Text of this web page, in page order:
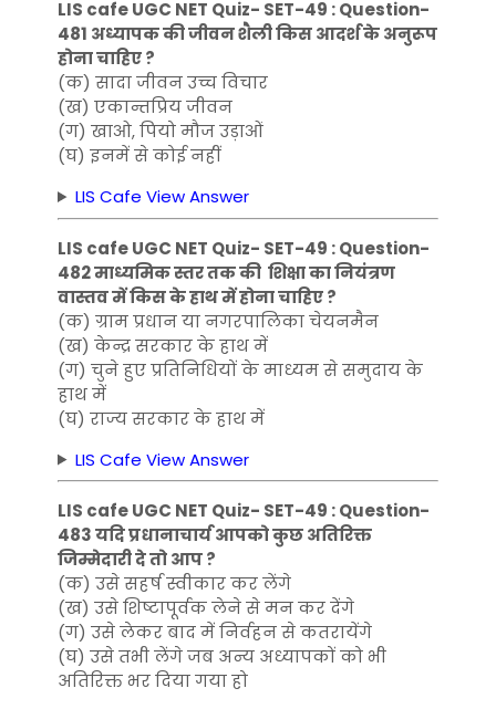
LIS cafe UGC NET Quiz- SET-49 : Question-
481 अध्यापक की जीवन शैली किस आदर्श के अनुरूप
होना चाहिए ?
(क) सादा जीवन उच्च विचार
(ख) एकान्तप्रिय जीवन
(ग) खाओ, पियो मौज उड़ाओं
(घ) इनमें से कोई नहीं
LIS Cafe View Answer
LIS cafe UGC NET Quiz- SET-49 : Question-
482 माध्यमिक स्तर तक की शिक्षा का नियंत्रण
वास्तव में किस के हाथ में होना चाहिए ?
(क) ग्राम प्रधान या नगरपालिका चेयनमैन
(ख) केन्द्र सरकार के हाथ में
(ग) चुने हुए प्रतिनिधियों के माध्यम से समुदाय के
हाथ में
(घ) राज्य सरकार के हाथ में
LIS Cafe View Answer
LIS cafe UGC NET Quiz- SET-49 : Question-
483 यदि प्रधानाचार्य आपको कुछ अतिरिक्त
जिम्मेदारी दे तो आप ?
(क) उसे सहर्ष स्वीकार कर लेंगे
(ख) उसे शिष्टापूर्वक लेने से मन कर देंगे
(ग) उसे लेकर बाद में निर्वहन से कतरायेंगे
(घ) उसे तभी लेंगे जब अन्य अध्यापकों को भी
अतिरिक्त भर दिया गया हो